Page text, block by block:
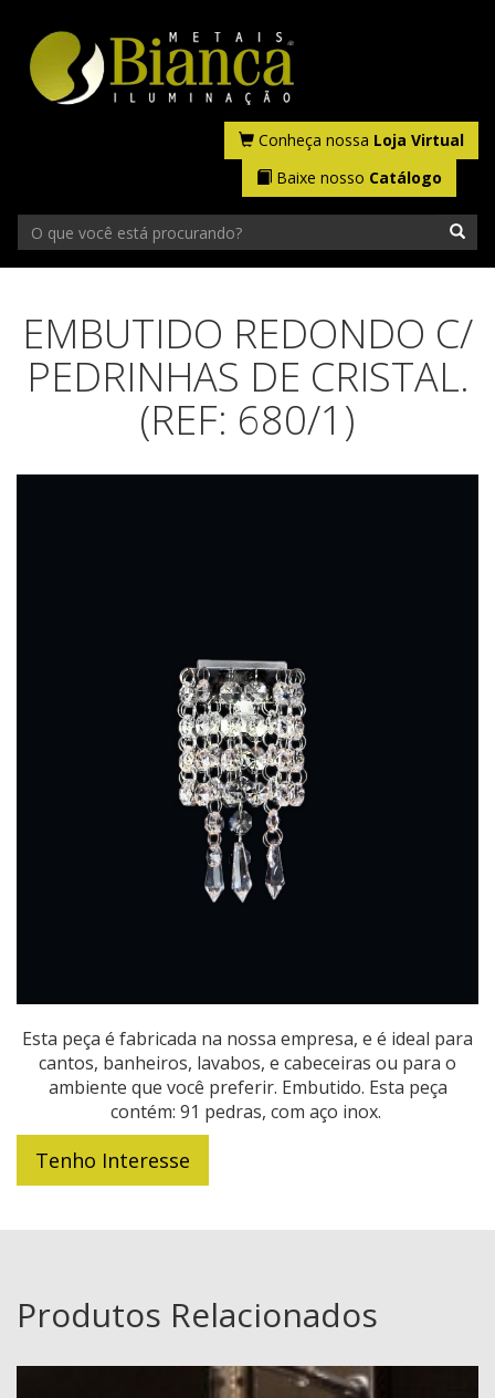
Conheça nossa Loja Virtual
Baixe nosso Catálogo
EMBUTIDO REDONDO C/
PEDRINHAS DE CRISTAL.
(REF: 680/1)
Esta peça é fabricada na nossa empresa, e é ideal para
cantos, banheiros, lavabos, e cabeceiras ou para o
ambiente que você preferir. Embutido. Esta peça
contém: 91 pedras, com aço inox.
Tenho Interesse
Produtos Relacionados